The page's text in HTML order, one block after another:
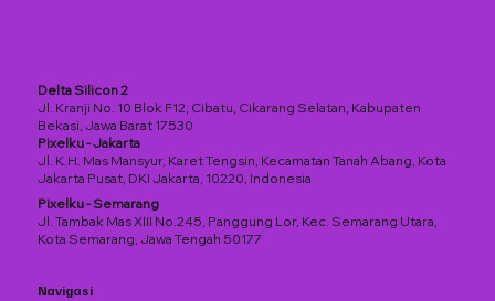
5 Tanda Produk Anda Wajib
Pakai Material Nylon
Delta Silicon 2
Jl. Kranji No. 10 Blok F12, Cibatu, Cikarang Selatan, Kabupaten
Bekasi, Jawa Barat 17530
Pixelku - Jakarta
Jl. K.H. Mas Mansyur, Karet Tengsin, Kecamatan Tanah Abang, Kota
Jakarta Pusat, DKI Jakarta, 10220, Indonesia
Pixelku - Semarang
Jl. Tambak Mas XIII No.245, Panggung Lor, Kec. Semarang Utara,
Kota Semarang, Jawa Tengah 50177
Navigasi